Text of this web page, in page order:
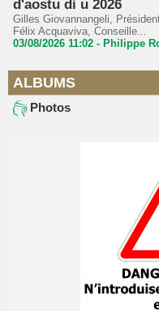
d'aostu di u 2026
Gilles Giovannangeli,
Félix Acquaviva, Conseille...
03/08/2026 11:02 - Philippe
ALBUMS
Photos